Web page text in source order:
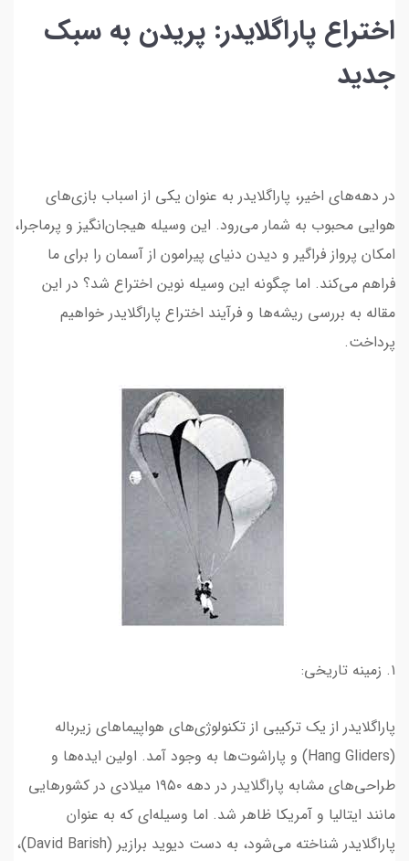
اختراع پاراگلایدر: پریدن به سبک
جدید
در دهه‌های اخیر، پاراگلایدر به عنوان یکی از اسباب بازی‌های
هوایی محبوب به شمار می‌رود. این وسیله هیجان‌انگیز و پرماجرا،
امکان پرواز فراگیر و دیدن دنیای پیرامون از آسمان را برای ما
فراهم می‌کند. اما چگونه این وسیله نوین اختراع شد؟ در این
مقاله به بررسی ریشه‌ها و فرآیند اختراع پاراگلایدر خواهیم
پرداخت.
۱. زمینه تاریخی:
پاراگلایدر از یک ترکیبی از تکنولوژی‌های هواپیماهای زیرباله
(Hang Gliders) و پاراشوت‌ها به وجود آمد. اولین ایده‌ها و
طراحی‌های مشابه پاراگلایدر در دهه ۱۹۵۰ میلادی در کشورهایی
مانند ایتالیا و آمریکا ظاهر شد. اما وسیله‌ای که به عنوان
پاراگلایدر شناخته می‌شود، به دست دیوید برازیر (David Barish)،